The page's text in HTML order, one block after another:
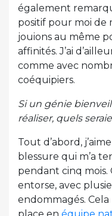
également
positif pour moi de
jouions au même
affinités. J’ai
comme avec
coéquipiers.
Si un génie
réaliser, quels
Tout d’abord,
blessure qui m’a
pendant cinq mois.
entorse, avec
endommagés.